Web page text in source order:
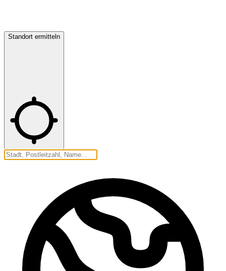
Standort ermitteln